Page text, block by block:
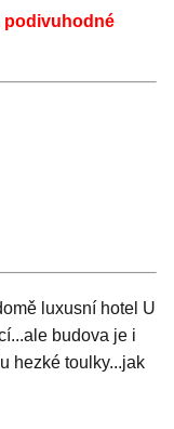
podivuhodné
luxusní hotel U
budova je i
hezké toulky...jak